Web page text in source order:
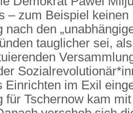
– zum Beispiel
nach den
tauglicher sei,
Einrichten im Exil
für Tschernow kam